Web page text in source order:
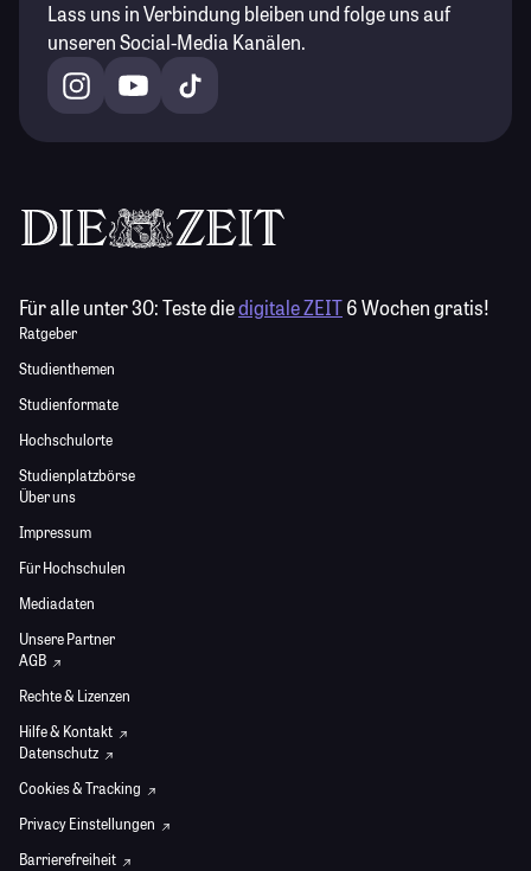
Lass uns in Verbindung bleiben und folge uns auf
unseren Social-Media Kanälen.
Für alle unter 30:Teste diedigitale ZEIT6 Wochen gratis!
Ratgeber
Studienthemen
Studienformate
Hochschulorte
Studienplatzbörse
Über uns
Impressum
Für Hochschulen
Mediadaten
Unsere Partner
AGB
Rechte & Lizenzen
Hilfe & Kontakt
Datenschutz
Cookies & Tracking
Privacy Einstellungen
Barrierefreiheit